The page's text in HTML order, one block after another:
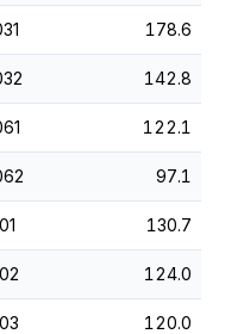
178.6
142.8
122.1
97.1
130.7
124.0
120.0